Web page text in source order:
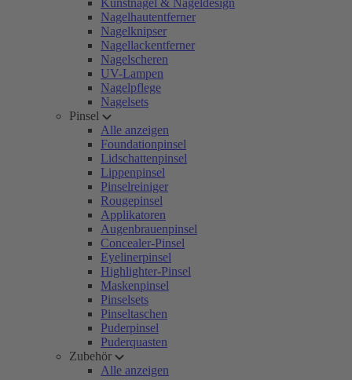
Kunstnägel & Nageldesign
Nagelhautentferner
Nagelknipser
Nagellackentferner
Nagelscheren
UV-Lampen
Nagelpflege
Nagelsets
Pinsel
Alle anzeigen
Foundationpinsel
Lidschattenpinsel
Lippenpinsel
Pinselreiniger
Rougepinsel
Applikatoren
Augenbrauenpinsel
Concealer-Pinsel
Eyelinerpinsel
Highlighter-Pinsel
Maskenpinsel
Pinselsets
Pinseltaschen
Puderpinsel
Puderquasten
Zubehör
Alle anzeigen